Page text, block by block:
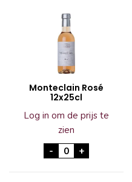
Monteclain Rosé
12x25cl
Log in om de prijs te
zien
- Monteclain
+